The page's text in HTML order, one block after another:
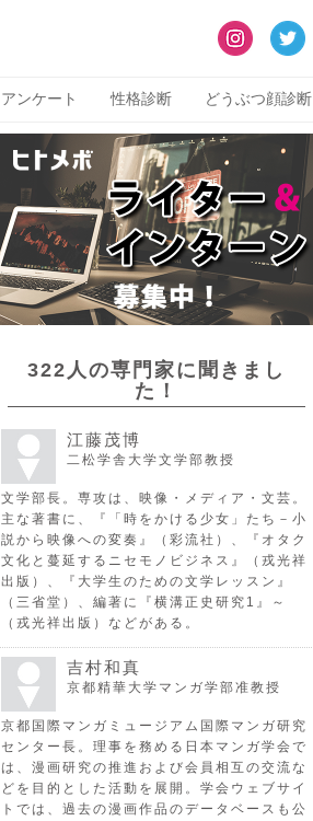
アンケート 性格診断 どうぶつ顔診断
322人の専門家に聞きまし
た！
江藤茂博
二松学舎大学文学部教授
文学部長。専攻は、映像・メディア・文芸。
主な著書に、『「時をかける少女」たち－小
説から映像への変奏』（彩流社）、『オタク
文化と蔓延するニセモノビジネス』（戎光祥
出版）、『大学生のための文学レッスン』
（三省堂）、編著に『横溝正史研究1』～
（戎光祥出版）などがある。
吉村和真
京都精華大学マンガ学部准教授
京都国際マンガミュージアム国際マンガ研究
センター長。理事を務める日本マンガ学会で
は、漫画研究の推進および会員相互の交流な
どを目的とした活動を展開。学会ウェブサイ
トでは、過去の漫画作品のデータベースも公